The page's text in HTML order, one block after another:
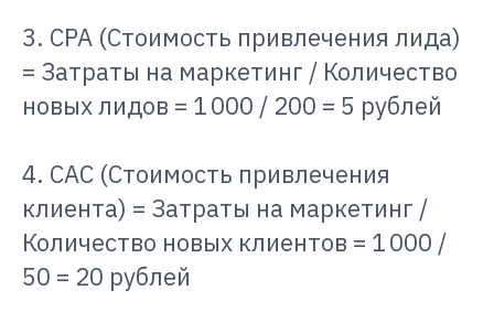
3. CPA (Стоимость привлечения лида)
= Затраты на маркетинг / Количество
новых лидов = 1 000 / 200 = 5 рублей
4. CAC (Стоимость привлечения
клиента) = Затраты на маркетинг /
Количество новых клиентов = 1 000 /
50 = 20 рублей